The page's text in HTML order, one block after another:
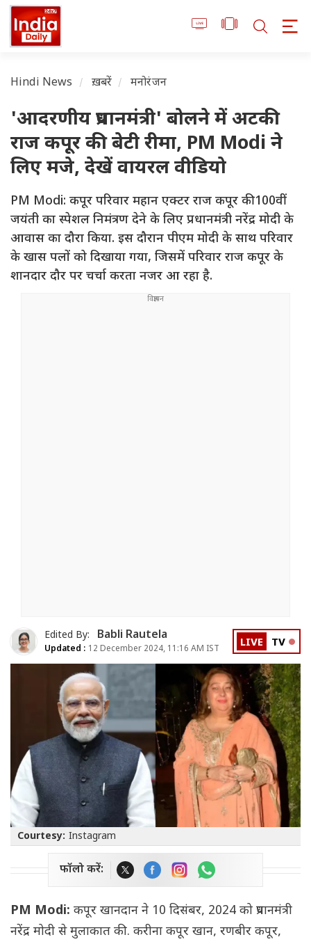
Hindi News ख़बरें मनोरंजन
'आदरणीय प्रधानमंत्री' बोलने में अटकी
राज कपूर की बेटी रीमा, PM Modi ने
लिए मजे, देखें वायरल वीडियो
PM Modi: कपूर परिवार महान एक्टर राज कपूर की 100वीं
जयंती का स्पेशल निमंत्रण देने के लिए प्रधानमंत्री नरेंद्र मोदी के
आवास का दौरा किया. इस दौरान पीएम मोदी के साथ परिवार
के खास पलों को दिखाया गया, जिसमें परिवार राज कपूर के
शानदार दौर पर चर्चा करता नजर आ रहा है.
Edited By: Babli Rautela
Updated : 12 December 2024, 11:16 AM IST LIVE TV
Courtesy: Instagram
फॉलो करें:
PM Modi: कपूर खानदान ने 10 दिसंबर, 2024 को प्रधानमंत्री
नरेंद्र मोदी से मुलाकात की. करीना कपूर खान, रणबीर कपूर,